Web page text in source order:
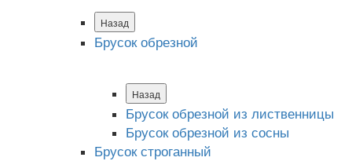
Назад
Брусок обрезной
Назад
Брусок обрезной из лиственницы
Брусок обрезной из сосны
Брусок строганный